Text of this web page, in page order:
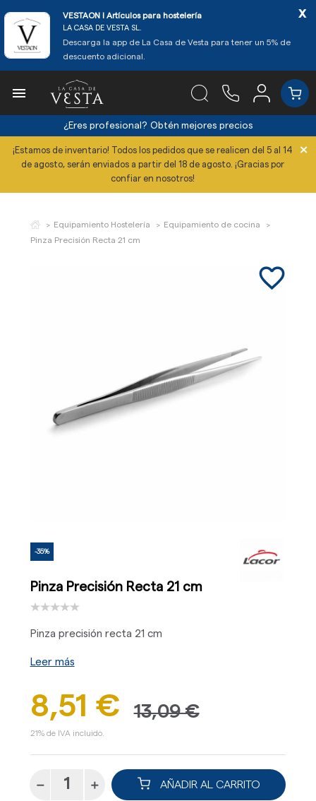
VESTAON l Artículos para hostelería
LA CASA DE VESTA SL.
Descarga la app de La Casa de Vesta para tener un 5% de
descuento adicional.
x

¿Eres profesional? Obtén mejores precios
¡Estamos de inventario! Todos los pedidos que se realicen del 5 al 14
de agosto, serán enviados a partir del 18 de agosto. ¡Gracias por
confiar en nosotros!
×
Equipamiento Hostelería
Equipamiento de cocina
Pinza Precisión Recta 21 cm
favorite_border
-35%
Pinza Precisión Recta 21 cm
Pinza precisión recta 21 cm
Leer más
8,51 € 13,09 €
21% de IVA incluido.
AÑADIR AL CARRITO